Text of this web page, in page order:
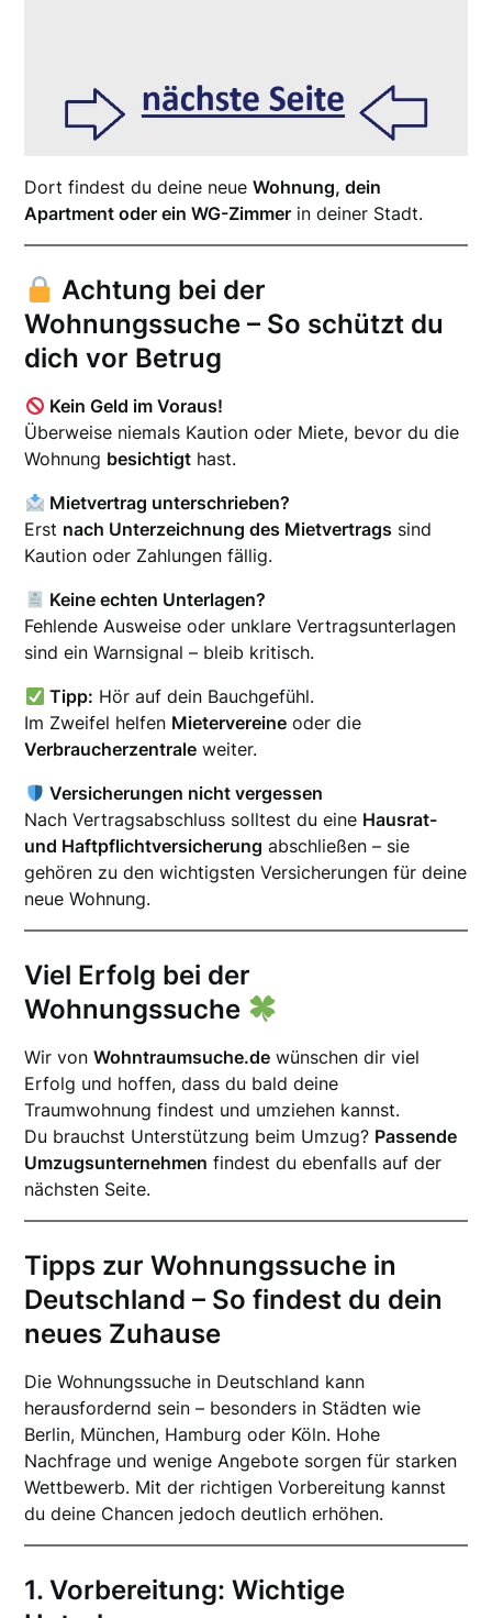
Dort findest du deine neueWohnung, dein
Apartment oder ein WG-Zimmer in deiner Stadt.
Achtung bei der
Wohnungssuche – So schützt du
dich vor Betrug
Kein Geld im Voraus!
Überweise niemals Kaution oder Miete, bevor du die
Wohnung besichtigt hast.
Mietvertrag unterschrieben?
Erst nach Unterzeichnung des Mietvertrags sind
Kaution oder Zahlungen fällig.
Keine echten Unterlagen?
Fehlende Ausweise oder unklare Vertragsunterlagen
sind ein Warnsignal – bleib kritisch.
Tipp: Hör auf dein Bauchgefühl.
Im Zweifel helfen Mietervereine oder die
Verbraucherzentrale weiter.
Versicherungen nicht vergessen
Nach Vertragsabschluss solltest du eine Hausrat-
und Haftpflichtversicherung abschließen – sie
gehören zu den wichtigsten Versicherungen für deine
neue Wohnung.
Viel Erfolg bei der
Wohnungssuche
Wir vonWohntraumsuche.de wünschen dir viel
Erfolg und hoffen, dass du bald deine
Traumwohnung findest und umziehen kannst.
Du brauchst Unterstützung beim Umzug? Passende
Umzugsunternehmen findest du ebenfalls auf der
nächsten Seite.
Tipps zur Wohnungssuche in
Deutschland – So findest du dein
neues Zuhause
Die Wohnungssuche in Deutschland kann
herausfordernd sein – besonders in Städten wie
Berlin, München, Hamburg oder Köln. Hohe
Nachfrage und wenige Angebote sorgen für starken
Wettbewerb. Mit der richtigen Vorbereitung kannst
du deine Chancen jedoch deutlich erhöhen.
1. Vorbereitung: Wichtige